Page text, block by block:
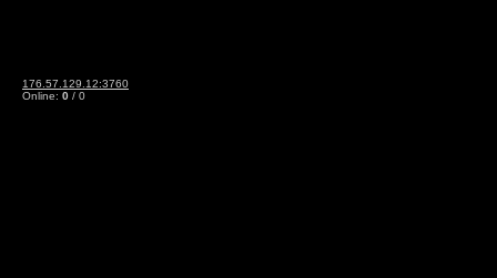
176.57.129.12:3760
Online: 0 / 0